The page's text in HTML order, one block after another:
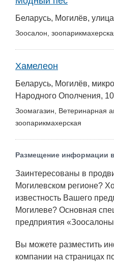
Погода
Курсы валют
Беларусь, Могилёв,
Зоосалон,
Хамелеон
Беларусь, Могилёв,
Народного Ополчения, 10
Зоомагазин, Ветеринарная
зоопарикмахерская
Размещение информации
Заинтересованы в
Могилевском регионе?
известность Вашего
Могилеве? Основная
предприятия
Вы можете разместить
компании на страницах